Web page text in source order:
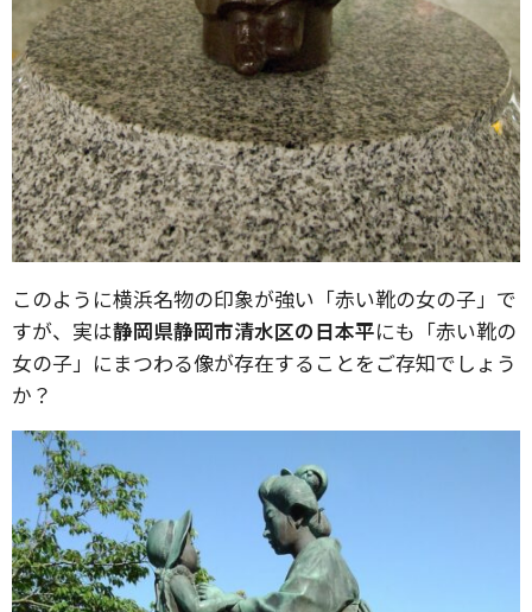
このように横浜名物の印象が強い「赤い靴の女の子」で
すが、実は静岡県静岡市清水区の日本平にも「赤い靴の
女の子」にまつわる像が存在することをご存知でしょう
か？